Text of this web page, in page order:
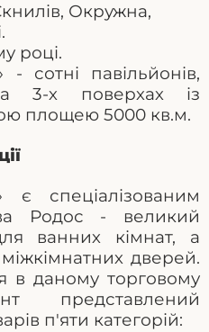
Окружна,
році.
сотні павільйонів,
3-х поверхах із
площею 5000 кв.м.
є спеціалізованим
Родос - великий
ванних кімнат, а
дверей.
в даному торговому
представлений
п'яти категорій: